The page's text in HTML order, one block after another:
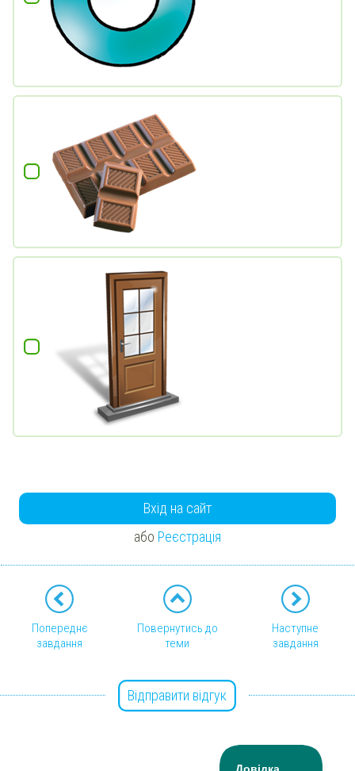
Вхід на сайт
або Реєстрація
Попереднє
завдання
Повернутись до
теми
Наступне
завдання
Відправити відгук